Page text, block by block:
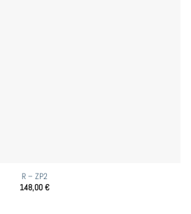
R – ZP2
148,00€